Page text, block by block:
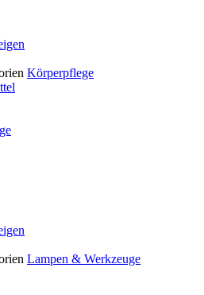
Körperpflege
Lampen & Werkzeuge